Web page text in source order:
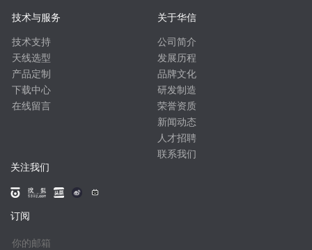
技术与服务
技术支持
天线选型
产品定制
下载中心
在线留言
关于华信
公司简介
发展历程
品牌文化
研发制造
荣誉资质
新闻动态
人才招聘
联系我们
关注我们
订阅